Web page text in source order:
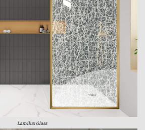
Lamilux Glass